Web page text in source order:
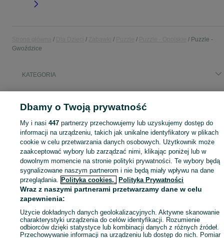
Puzzle -
Gwoździce
KATEGORIA
Mapa kategorii
Mapa miejscowości
Mapa ministron
Popularne wyszukiwania
Dbamy o Twoją prywatność
My i nasi447 partnerzy przechowujemy lub uzyskujemy dostęp do
informacji na urządzeniu, takich jak unikalne identyfikatory w plikach
cookie w celu przetwarzania danych osobowych. Użytkownik może
zaakceptować wybory lub zarządzać nimi, klikając poniżej lub w
dowolnym momencie na stronie polityki prywatności. Te wybory będą
sygnalizowane naszym partnerom i nie będą miały wpływu na dane
przeglądania. Polityka cookies, Polityka Prywatności
Wraz z naszymi partnerami przetwarzamy dane w celu
zapewnienia:
Użycie dokładnych danych geolokalizacyjnych. Aktywne skanowanie
charakterystyki urządzenia do celów identyfikacji. Rozumienie
odbiorców dzięki statystyce lub kombinacji danych z różnych źródeł.
Przechowywanie informacji na urządzeniu lub dostęp do nich. Pomiar